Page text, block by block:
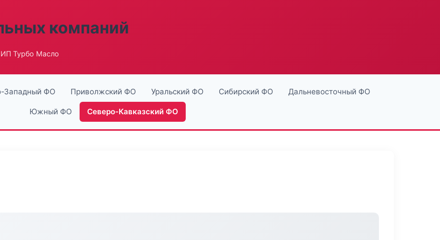
компаний
ИП Турбо Масло
Западный ФО Приволжский ФО Уральский ФО Сибирский ФО Дальневосточный ФО
Южный ФО Северо-Кавказский ФО